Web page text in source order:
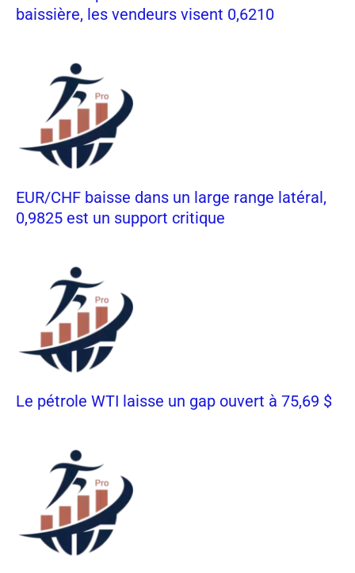
baissière, les vendeurs visent 0,6210
EUR/CHF baisse dans un large range latéral,
0,9825 est un support critique
Le pétrole WTI laisse un gap ouvert à 75,69 $